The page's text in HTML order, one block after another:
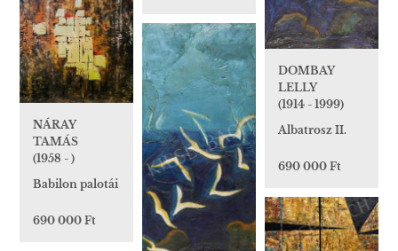
DOMBAY
LELLY
(1914 - 1999)
Albatrosz II.
690 000 Ft
NÁRAY
TAMÁS
(1958 - )
Babilon palotái
690 000 Ft